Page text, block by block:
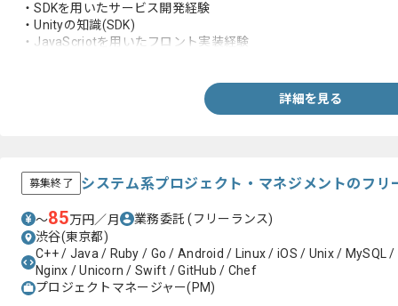
・SDKを用いたサービス開発経験
・Unityの知識(SDK)
・JavaScriotを用いたフロント実装経験
詳細を見る
募集終了 システム系プロジェクト・マネジメントのフリ
〜85万円／月 業務委託(フリーランス)
渋谷(東京都)
C++ / Java / Ruby / Go / Android / Linux / iOS / Unix / MySQL
Nginx / Unicorn / Swift / GitHub / Chef
プロジェクトマネージャー(PM)